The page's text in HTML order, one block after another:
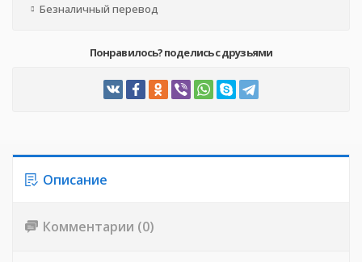
Безналичный перевод
Понравилось? поделись с друзьями
Описание
Комментарии (0)